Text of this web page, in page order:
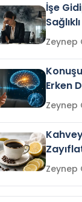
İşe
Gelir
Erken